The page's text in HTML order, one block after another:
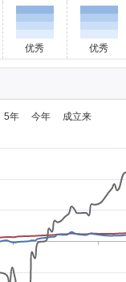
优秀 优秀
5年 今年 成立来